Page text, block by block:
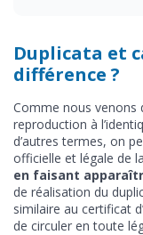
Duplicata et
différence ?
Comme nous venons
reproduction à
d’autres termes, on
officielle et légale de
en faisant
de réalisation du
similaire au certificat
de circuler en toute